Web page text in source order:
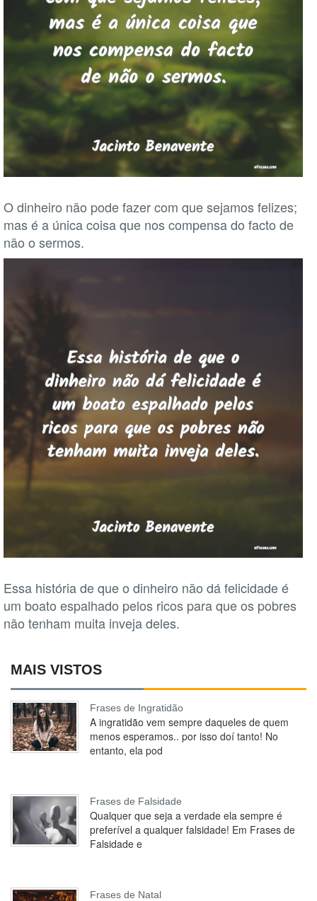
O dinheiro não pode fazer com que sejamos felizes;
mas é a única coisa que nos compensa do facto de
não o sermos.
Essa história de que o dinheiro não dá felicidade é
um boato espalhado pelos ricos para que os pobres
não tenham muita inveja deles.
MAIS VISTOS
Frases de Ingratidão
A ingratidão vem sempre daqueles de quem
menos esperamos.. por isso doí tanto! No
entanto, ela pod
Frases de Falsidade
Qualquer que seja a verdade ela sempre é
preferível a qualquer falsidade! Em Frases de
Falsidade e
Frases de Natal